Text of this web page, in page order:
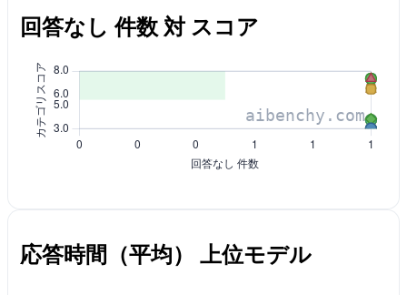
回答なし 件数 対 スコア
応答時間（平均） 上位モデル